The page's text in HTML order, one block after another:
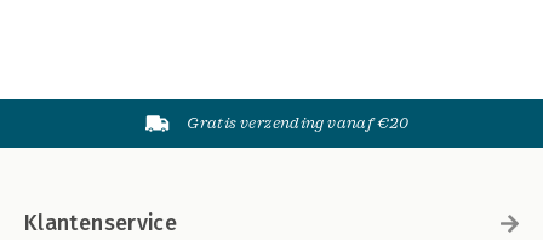
Gratis verzending vanaf €20
Klantenservice